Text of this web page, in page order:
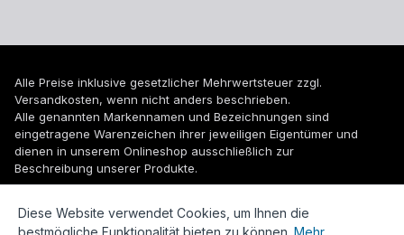
Alle Preise inklusive gesetzlicher Mehrwertsteuer zzgl.
Versandkosten, wenn nicht anders beschrieben.
Alle genannten Markennamen und Bezeichnungen sind
eingetragene Warenzeichen ihrer jeweiligen Eigentümer und
dienen in unserem Onlineshop ausschließlich zur
Beschreibung unserer Produkte.
© 2026 WUH24.de - Weigel und Unger Heizungs- und
Sanitärtechnik GmbH
Diese Website verwendet Cookies, um Ihnen die
bestmögliche Funktionalität bieten zu können. Mehr